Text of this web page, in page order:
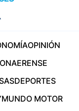
OPINIÓN
DEPORTES
MUNDO MOTOR